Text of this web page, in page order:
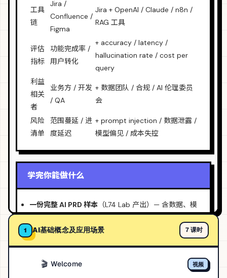
1 AI基础概念及应用场景 7 课时
🎬 Welcome 视频